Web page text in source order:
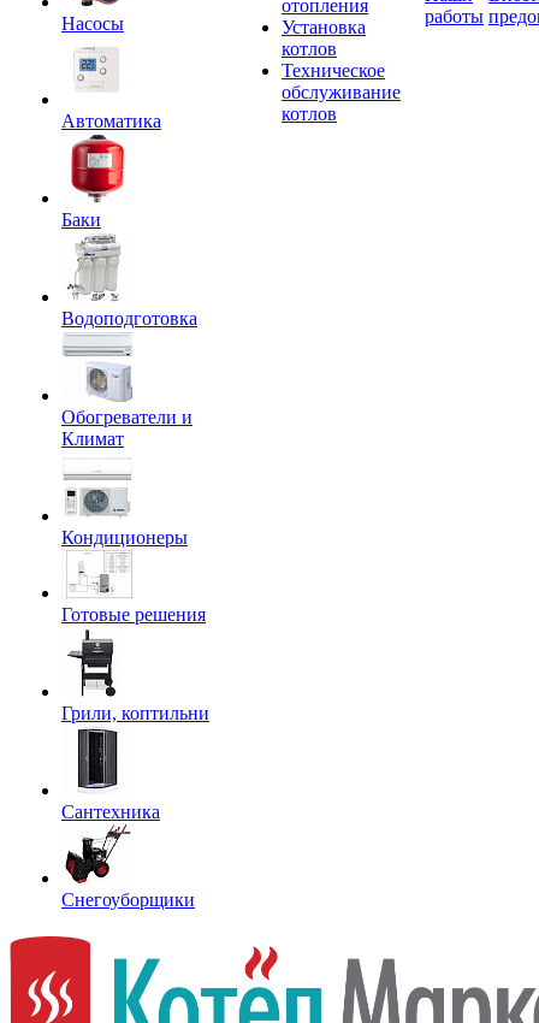
Насосы
Автоматика
Баки
Водоподготовка
Обогреватели и
Климат
Кондиционеры
Готовые решения
Грили, коптильни
Сантехника
Снегоуборщики
отопления
Установка
котлов
Техническое
обслуживание
котлов
работы